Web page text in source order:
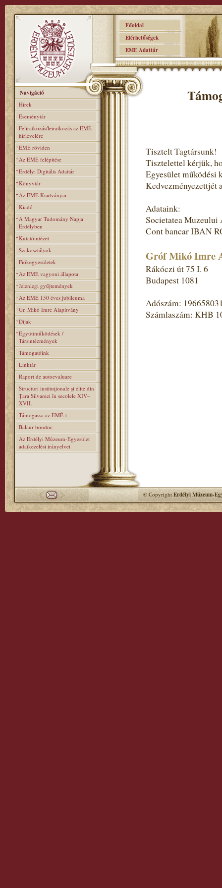
Főoldal
Elérhetőségek
EME Adattár
Navigáció
Hírek
Eseménytár
Feliratkozás/leiratkozás az EME
hírlevelére
EME röviden
Az EME felépitése
Erdélyi Digitális Adattár
Könyvtár
Az EME Kiadványai
Kiadó
A Magyar Tudomány Napja
Erdélyben
Kutatóintézet
Szakosztályok
Fiókegyesületek
Az EME vagyoni állapota
Jelenlegi gyűjtemények
Az EME 150 éves jubileuma
Gr. Mikó Imre Alapitvány
Díjak
Együttműködések /
Társintézmények
Támogatóink
Linktár
Raport de autoevaluare
Structuri instituţionale şi elite din
Ţara Silvaniei în secolele XIV–
XVII.
Támogassa az EMÉ-t
Balaur bondoc
Az Erdélyi Múzeum-Egyesület
adatkezelési irányelvei
Tisztelt Tagtársunk!
Tisztelettel kérjük,
Egyesület működési
Kedvezményezettjét
Adataink:
Societatea
Cont bancar IBAN
Gróf Mikó Imre
Rákóczi út 75 I. 6
Budapest 1081
Adószám:
Számlaszám: KHB
© CopyrightErdélyi Múzeum-